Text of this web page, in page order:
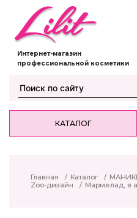
Интернет-магазин
профессиональной косметики
КАТАЛОГ
Главная / Каталог /
Zoo-дизайн
/ Мармелад, в